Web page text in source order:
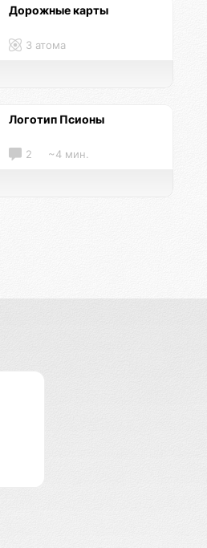
Дорожные карты
3 атома
Логотип Псионы
2 ~4 мин.